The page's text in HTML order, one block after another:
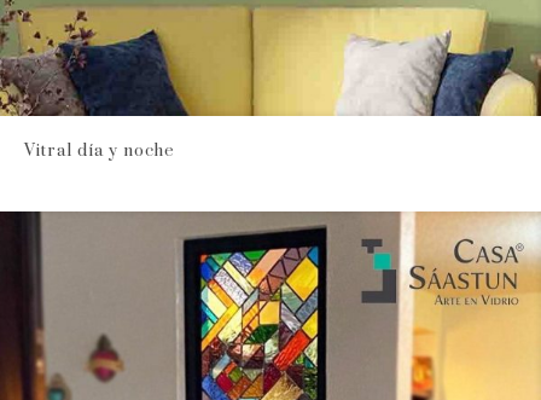
Vitral día y noche